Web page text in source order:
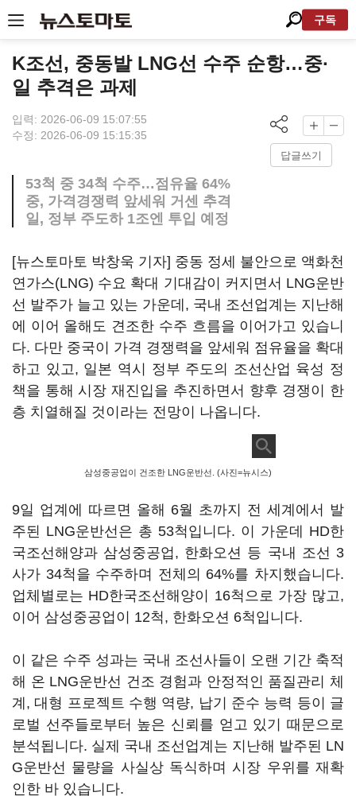
구독
K조선, 중동발 LNG선 수주 순항…중·
일 추격은 과제
입력: 2026-06-09 15:07:55
수정: 2026-06-09 15:15:35
답글쓰기
53척 중 34척 수주…점유율 64%
중, 가격경쟁력 앞세워 거센 추격
일, 정부 주도하 1조엔 투입 예정
[뉴스토마토 박창욱 기자] 중동 정세 불안으로 액화천
연가스(LNG) 수요 확대 기대감이 커지면서 LNG운반
선 발주가 늘고 있는 가운데, 국내 조선업계는 지난해
에 이어 올해도 견조한 수주 흐름을 이어가고 있습니
다. 다만 중국이 가격 경쟁력을 앞세워 점유율을 확대
하고 있고, 일본 역시 정부 주도의 조선산업 육성 정
책을 통해 시장 재진입을 추진하면서 향후 경쟁이 한
층 치열해질 것이라는 전망이 나옵니다.
삼성중공업이 건조한 LNG운반선. (사진=뉴시스)
9일 업계에 따르면 올해 6월 초까지 전 세계에서 발
주된 LNG운반선은 총 53척입니다. 이 가운데 HD한
국조선해양과 삼성중공업, 한화오션 등 국내 조선 3
사가 34척을 수주하며 전체의 64%를 차지했습니다.
업체별로는 HD한국조선해양이 16척으로 가장 많고,
이어 삼성중공업이 12척, 한화오션 6척입니다.
이 같은 수주 성과는 국내 조선사들이 오랜 기간 축적
해 온 LNG운반선 건조 경험과 안정적인 품질관리 체
계, 대형 프로젝트 수행 역량, 납기 준수 능력 등이 글
로벌 선주들로부터 높은 신뢰를 얻고 있기 때문으로
분석됩니다. 실제 국내 조선업계는 지난해 발주된 LN
G운반선 물량을 사실상 독식하며 시장 우위를 재확
인한 바 있습니다.